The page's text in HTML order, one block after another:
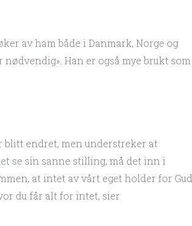
av ham både i Danmark, Norge og
Han er også mye brukt som
blitt endret, men understreker at
se sin sanne stilling, må det inn i
at intet av vårt eget holder for Gud.
du får alt for intet, sier